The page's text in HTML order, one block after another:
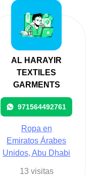
AL HARAYIR
TEXTILES
GARMENTS
971564492761
Ropa en
Emiratos Árabes
Unidos, Abu Dhabi
13 visitas